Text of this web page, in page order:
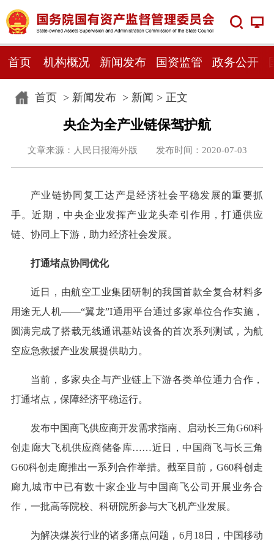
首页 机构概况 新闻发布 国资监管 政务公开
首页> 新闻发布> 新闻 > 正文
央企为全产业链保驾护航
文章来源：人民日报海外版 发布时间：2020-07-03
产业链协同复工达产是经济社会平稳发展的重要抓
手。近期，中央企业发挥产业龙头牵引作用，打通供应
链、协同上下游，助力经济社会发展。
打通堵点协同优化
近日，由航空工业集团研制的我国首款全复合材料多
用途无人机——“翼龙”I通用平台通过多家单位合作实施，
圆满完成了搭载无线通讯基站设备的首次系列测试，为航
空应急救援产业发展提供助力。
当前，多家央企与产业链上下游各类单位通力合作，
打通堵点，保障经济平稳运行。
发布中国商飞供应商开发需求指南、启动长三角G60科
创走廊大飞机供应商储备库……近日，中国商飞与长三角
G60科创走廊推出一系列合作举措。截至目前，G60科创走
廊九城市中已有数十家企业与中国商飞公司开展业务合
作，一批高等院校、科研院所参与大飞机产业发展。
为解决煤炭行业的诸多痛点问题，6月18日，中国移动